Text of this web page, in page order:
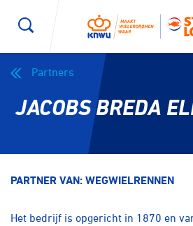
Kenniscentrum
Magazine
Partners
JACOBS BREDA
PARTNER VAN: WEGWIELRENNEN
Het bedrijf is opgericht in 1870 en
Wegwielrennen
E-